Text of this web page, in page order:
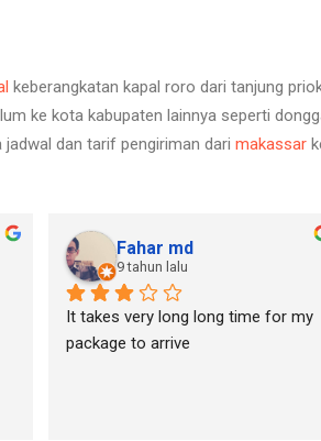
keberangkatan kapal roro dari tanjung
ke kota kabupaten lainnya seperti
dan tarif pengiriman dari makassar
Fahar md
9 tahun lalu
It takes very long long time for my
package to arrive